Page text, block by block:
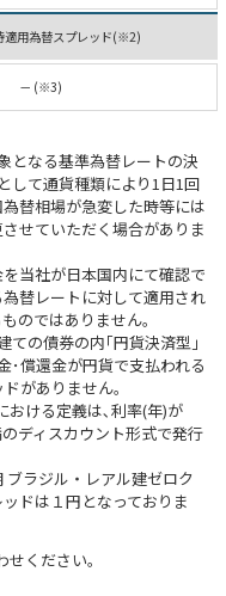
適用為替スプレッド(※2)
－ (※3)
となる基準為替レートの決
して通貨種類により1日1回
替相場が急変した時等には
せていただく場合がありま
当社が日本国内にて確認で
替レートに対して適用され
のではありません｡
ての債券の内｢円貨決済型｣
･償還金が円貨で支払われる
がありません｡
おける定義は､利率(年)が
ディスカウント形式で発行
ラジル・レアル建ゼロク
ドは１円となっておりま
ください。